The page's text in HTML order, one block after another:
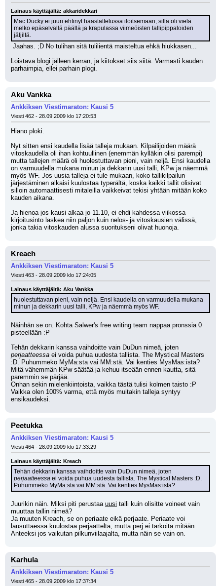
Lainaus käyttäjältä: akkaridekkari
Mac Ducky ei juuri ehtinyt haastattelussa iloitsemaan, sillä oli vielä
melko epäselvällä päällä ja krapulassa viimeöisten tallipippaloiden
jäljiltä.
Jaahas. ;D No tulihan sitä tulilientä maisteltua ehkä hiukkasen...
Loistava blogi jälleen kerran, ja kiitokset siis siitä. Varmasti kauden
parhaimpia, ellei parhain plogi.
Aku Vankka
Ankkiksen Viestimaraton: Kausi 5
Viesti 462 - 28.09.2009 klo 17:20:53
Hiano ploki.
Nyt sitten ensi kaudella lisää talleja mukaan. Kilpailijoiden määrä
vitoskaudella oli ihan kohtuullinen (enemmän kylläkin olisi parempi)
mutta tallejen määrä oli huolestuttavan pieni, vain neljä. Ensi kaudella
on varmuudella mukana minun ja dekkarin uusi talli, KPw ja näemmä
myös WF. Jos uusia talleja ei tule mukaan, koko tallikilpailun
järjestäminen alkaisi kuulostaa typerältä, koska kaikki tallit olisivat
silloin automaattisesti mitaleilla vaikkeivat tekisi yhtään mitään koko
kauden aikana.
Ja hienoa jos kausi alkaa jo 11.10, ei ehdi kahdessa viikossa
kirjoitusinto laskea niin paljon kuin nelos- ja vitoskausien välissä,
jonka takia vitoskauden alussa suoritukseni olivat huonoja.
Kreach
Ankkiksen Viestimaraton: Kausi 5
Viesti 463 - 28.09.2009 klo 17:24:05
Lainaus käyttäjältä: Aku Vankka
huolestuttavan pieni, vain neljä. Ensi kaudella on varmuudella mukana
minun ja dekkarin uusi talli, KPw ja näemmä myös WF.
Näinhän se on. Kohta Salwer's free writing team nappaa pronssia 0
pisteellään :P
perjaatteessa ei voida puhua uudesta tallista. The Mystical Masters
:D. Puhummeko MyMa:sta vai MM:stä. Vai kenties MysMas:ista?
Mitä vähemmän KPw säätää ja kehuu itseään ennen kautta, sitä
paremmin se pärjää.
Onhan sekin mielenkiintoista, vaikka tästä tulisi kolmen taisto :P
Vaikka olen 100% varma, että myös muitakin talleja syntyy
ensikaudeksi.
Peetukka
Ankkiksen Viestimaraton: Kausi 5
Viesti 464 - 28.09.2009 klo 17:33:29
Lainaus käyttäjältä: Kreach
perjaatteessa ei voida puhua uudesta tallista. The Mystical Masters :D.
Puhummeko MyMa:sta vai MM:stä. Vai kenties MysMas:ista?
Juurikin näin. Miksi piti perustaa uusi talli kuin olisitte voineet vain
muuttaa tallin nimeä?
Ja muuten Kreach, se on periaate eikä perjaate. Periaate voi
lausuttaessa kuulostaa perjaattelta, mutta perj ei tarkoita mitään.
Anteeksi jos vaikutan pilkunviilaajalta, mutta näin se vain on.
Karhula
Ankkiksen Viestimaraton: Kausi 5
Viesti 465 - 28.09.2009 klo 17:37:34